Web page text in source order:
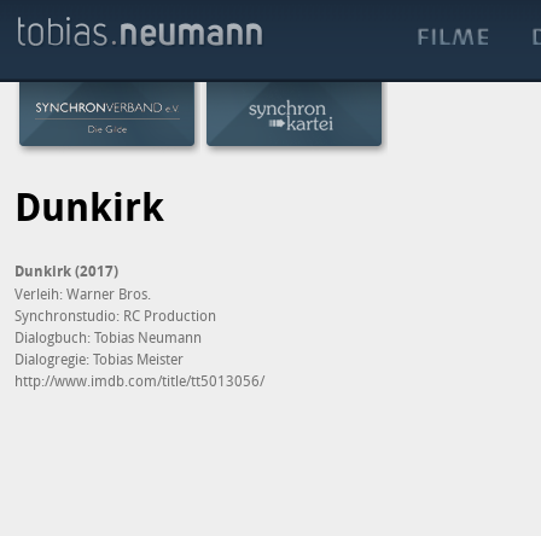
Dunkirk
Dunkirk (2017)
Verleih: Warner Bros.
Synchronstudio: RC Production
Dialogbuch: Tobias Neumann
Dialogregie: Tobias Meister
http://www.imdb.com/title/tt5013056/